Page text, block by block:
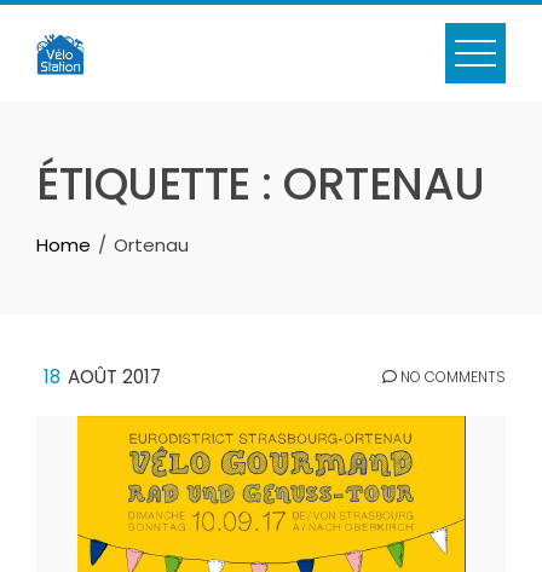
Skip
content
ÉTIQUETTE : ORTENAU
Home Ortenau
18 AOÛT 2017 NO COMMENTS